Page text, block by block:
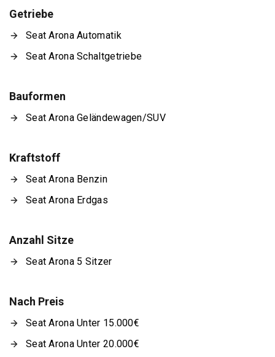
Getriebe
Seat Arona Automatik
Seat Arona Schaltgetriebe
Bauformen
Seat Arona Geländewagen/SUV
Kraftstoff
Seat Arona Benzin
Seat Arona Erdgas
Anzahl Sitze
Seat Arona 5 Sitzer
Nach Preis
Seat Arona Unter 15.000€
Seat Arona Unter 20.000€